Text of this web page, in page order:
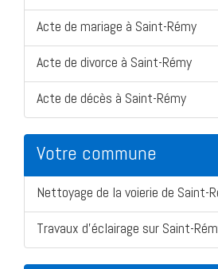
Acte de mariage à Saint-Rémy
Acte de divorce à Saint-Rémy
Acte de décès à Saint-Rémy
Votre commune
Nettoyage de la voierie de Saint-
Travaux d'éclairage sur Saint-